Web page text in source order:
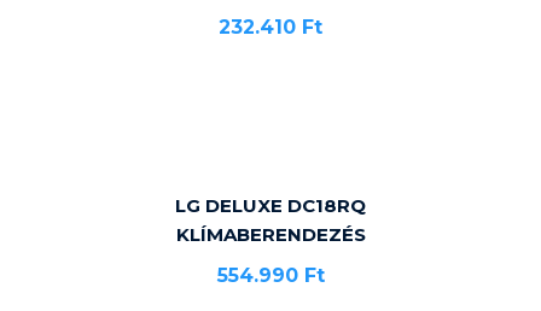
232.410 Ft
LG DELUXE DC18RQ
KLÍMABERENDEZÉS
554.990 Ft